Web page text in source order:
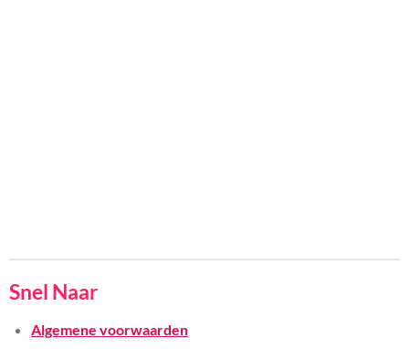
Snel Naar
Algemene voorwaarden